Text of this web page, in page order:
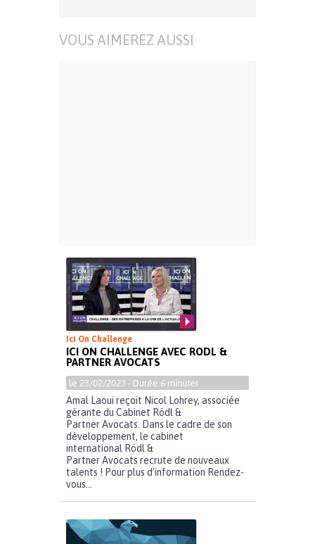
VOUS AIMEREZ AUSSI
Ici On Challenge
ICI ON CHALLENGE AVEC RODL &
PARTNER AVOCATS
le 23/02/2023 - Durée 6 minutes
Amal Laoui reçoit Nicol Lohrey, associée
gérante du Cabinet Rödl &
Partner Avocats. Dans le cadre de son
développement, le cabinet
international Rödl &
Partner Avocats recrute de nouveaux
talents ! Pour plus d’information Rendez-
vous...